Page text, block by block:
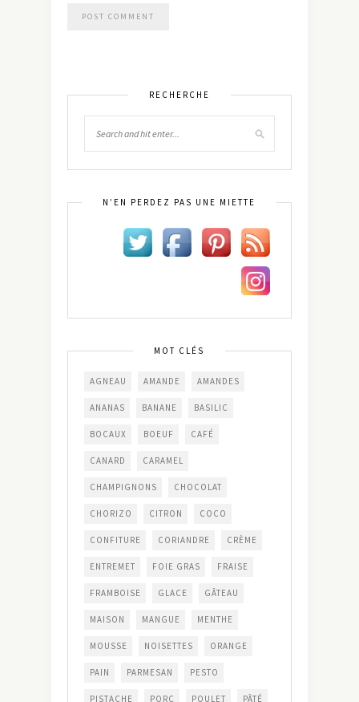
RECHERCHE
N’EN PERDEZ PAS UNE MIETTE
MOT CLÉS
AGNEAU AMANDE AMANDES
ANANAS BANANE BASILIC
BOCAUX BOEUF CAFÉ
CANARD CARAMEL
CHAMPIGNONS CHOCOLAT
CHORIZO CITRON COCO
CONFITURE CORIANDRE CRÈME
ENTREMET FOIE GRAS FRAISE
FRAMBOISE GLACE GÂTEAU
MAISON MANGUE MENTHE
MOUSSE NOISETTES ORANGE
PAIN PARMESAN PESTO
PISTACHE PORC POULET PÂTÉ